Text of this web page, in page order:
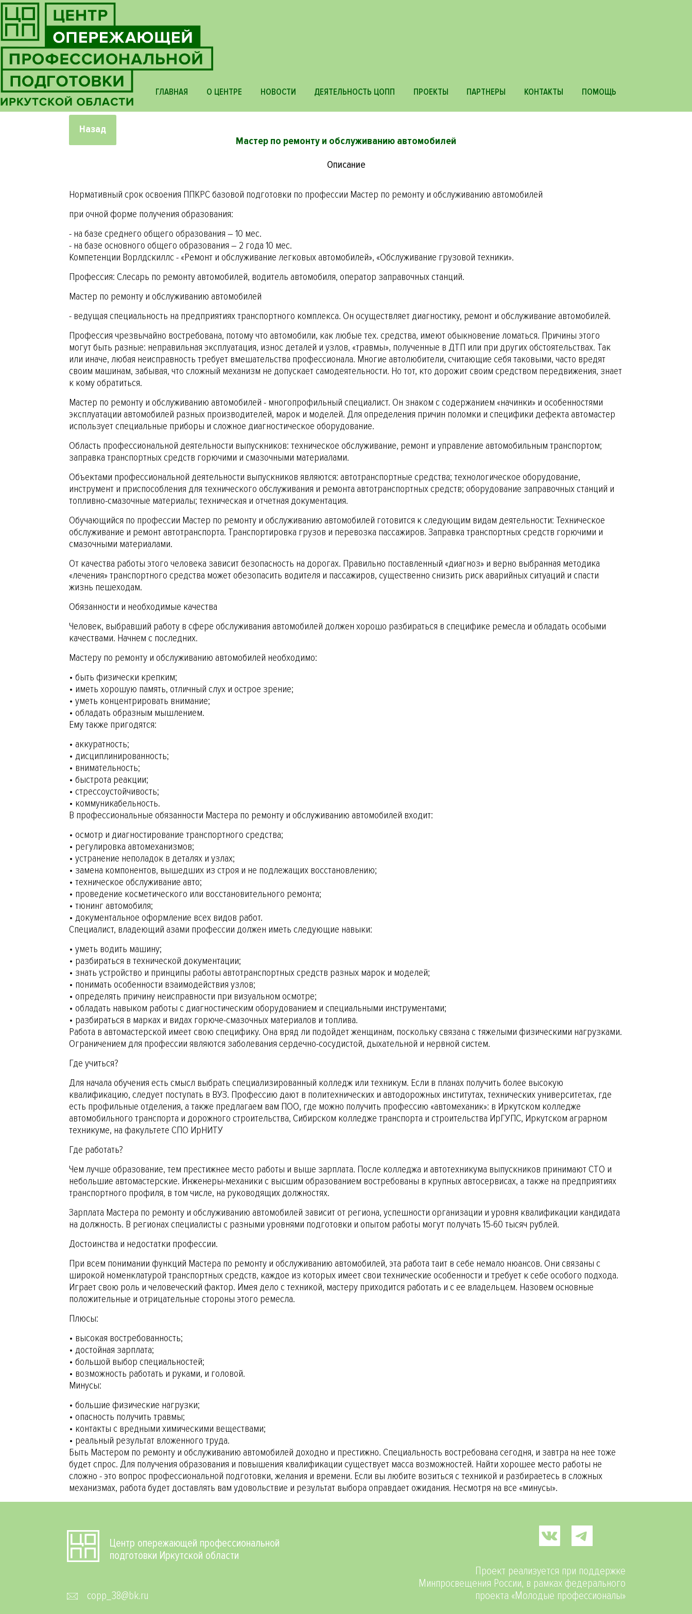
ГЛАВНАЯ О ЦЕНТРЕ НОВОСТИ ДЕЯТЕЛЬНОСТЬ ЦОПП ПРОЕКТЫ ПАРТНЕРЫ КОНТАКТЫ ПОМОЩЬ
Назад
Мастер по ремонту и обслуживанию автомобилей
Описание
Нормативный срок освоения ППКРС базовой подготовки по профессии Мастер по ремонту и обслуживанию автомобилей
при очной форме получения образования:
- на базе среднего общего образования – 10 мес.
- на базе основного общего образования – 2 года 10 мес.
Компетенции Ворлдскиллс - «Ремонт и обслуживание легковых автомобилей», «Обслуживание грузовой техники».
Профессия: Слесарь по ремонту автомобилей, водитель автомобиля, оператор заправочных станций.
Мастер по ремонту и обслуживанию автомобилей
- ведущая специальность на предприятиях транспортного комплекса. Он осуществляет диагностику, ремонт и обслуживание автомобилей.
Профессия чрезвычайно востребована, потому что автомобили, как любые тех. средства, имеют обыкновение ломаться. Причины этого
могут быть разные: неправильная эксплуатация, износ деталей и узлов, «травмы», полученные в ДТП или при других обстоятельствах. Так
или иначе, любая неисправность требует вмешательства профессионала. Многие автолюбители, считающие себя таковыми, часто вредят
своим машинам, забывая, что сложный механизм не допускает самодеятельности. Но тот, кто дорожит своим средством передвижения, знает
к кому обратиться.
Мастер по ремонту и обслуживанию автомобилей - многопрофильный специалист. Он знаком с содержанием «начинки» и особенностями
эксплуатации автомобилей разных производителей, марок и моделей. Для определения причин поломки и специфики дефекта автомастер
использует специальные приборы и сложное диагностическое оборудование.
Область профессиональной деятельности выпускников: техническое обслуживание, ремонт и управление автомобильным транспортом;
заправка транспортных средств горючими и смазочными материалами.
Объектами профессиональной деятельности выпускников являются: автотранспортные средства; технологическое оборудование,
инструмент и приспособления для технического обслуживания и ремонта автотранспортных средств; оборудование заправочных станций и
топливно-смазочные материалы; техническая и отчетная документация.
Обучающийся по профессии Мастер по ремонту и обслуживанию автомобилей готовится к следующим видам деятельности: Техническое
обслуживание и ремонт автотранспорта. Транспортировка грузов и перевозка пассажиров. Заправка транспортных средств горючими и
смазочными материалами.
От качества работы этого человека зависит безопасность на дорогах. Правильно поставленный «диагноз» и верно выбранная методика
«лечения» транспортного средства может обезопасить водителя и пассажиров, существенно снизить риск аварийных ситуаций и спасти
жизнь пешеходам.
Обязанности и необходимые качества
Человек, выбравший работу в сфере обслуживания автомобилей должен хорошо разбираться в специфике ремесла и обладать особыми
качествами. Начнем с последних.
Мастеру по ремонту и обслуживанию автомобилей необходимо:
• быть физически крепким;
• иметь хорошую память, отличный слух и острое зрение;
• уметь концентрировать внимание;
• обладать образным мышлением.
Ему также пригодятся:
• аккуратность;
• дисциплинированность;
• внимательность;
• быстрота реакции;
• стрессоустойчивость;
• коммуникабельность.
В профессиональные обязанности Мастера по ремонту и обслуживанию автомобилей входит:
• осмотр и диагностирование транспортного средства;
• регулировка автомеханизмов;
• устранение неполадок в деталях и узлах;
• замена компонентов, вышедших из строя и не подлежащих восстановлению;
• техническое обслуживание авто;
• проведение косметического или восстановительного ремонта;
• тюнинг автомобиля;
• документальное оформление всех видов работ.
Специалист, владеющий азами профессии должен иметь следующие навыки:
• уметь водить машину;
• разбираться в технической документации;
• знать устройство и принципы работы автотранспортных средств разных марок и моделей;
• понимать особенности взаимодействия узлов;
• определять причину неисправности при визуальном осмотре;
• обладать навыком работы с диагностическим оборудованием и специальными инструментами;
• разбираться в марках и видах горюче-смазочных материалов и топлива.
Работа в автомастерской имеет свою специфику. Она вряд ли подойдет женщинам, поскольку связана с тяжелыми физическими нагрузками.
Ограничением для профессии являются заболевания сердечно-сосудистой, дыхательной и нервной систем.
Где учиться?
Для начала обучения есть смысл выбрать специализированный колледж или техникум. Если в планах получить более высокую
квалификацию, следует поступать в ВУЗ. Профессию дают в политехнических и автодорожных институтах, технических университетах, где
есть профильные отделения, а также предлагаем вам ПОО, где можно получить профессию «автомеханик»: в Иркутском колледже
автомобильного транспорта и дорожного строительства, Сибирском колледже транспорта и строительства ИрГУПС, Иркутском аграрном
техникуме, на факультете СПО ИрНИТУ
Где работать?
Чем лучше образование, тем престижнее место работы и выше зарплата. После колледжа и автотехникума выпускников принимают СТО и
небольшие автомастерские. Инженеры-механики с высшим образованием востребованы в крупных автосервисах, а также на предприятиях
транспортного профиля, в том числе, на руководящих должностях.
Зарплата Мастера по ремонту и обслуживанию автомобилей зависит от региона, успешности организации и уровня квалификации кандидата
на должность. В регионах специалисты с разными уровнями подготовки и опытом работы могут получать 15-60 тысяч рублей.
Достоинства и недостатки профессии.
При всем понимании функций Мастера по ремонту и обслуживанию автомобилей, эта работа таит в себе немало нюансов. Они связаны с
широкой номенклатурой транспортных средств, каждое из которых имеет свои технические особенности и требует к себе особого подхода.
Играет свою роль и человеческий фактор. Имея дело с техникой, мастеру приходится работать и с ее владельцем. Назовем основные
положительные и отрицательные стороны этого ремесла.
Плюсы:
• высокая востребованность;
• достойная зарплата;
• большой выбор специальностей;
• возможность работать и руками, и головой.
Минусы:
• большие физические нагрузки;
• опасность получить травмы;
• контакты с вредными химическими веществами;
• реальный результат вложенного труда.
Быть Мастером по ремонту и обслуживанию автомобилей доходно и престижно. Специальность востребована сегодня, и завтра на нее тоже
будет спрос. Для получения образования и повышения квалификации существует масса возможностей. Найти хорошее место работы не
сложно - это вопрос профессиональной подготовки, желания и времени. Если вы любите возиться с техникой и разбираетесь в сложных
механизмах, работа будет доставлять вам удовольствие и результат выбора оправдает ожидания. Несмотря на все «минусы».
copp_38@bk.ru
Центр опережающей профессиональной
подготовки Иркутской области
Проект реализуется при поддержке
Минпросвещения России, в рамках федерального
проекта «Молодые профессионалы»